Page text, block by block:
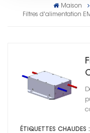
Maison
Filtres d'alimentation
ÉTIQUETTES CHAUDES :